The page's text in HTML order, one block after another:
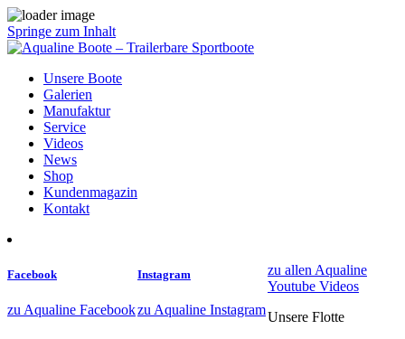
Springe zum Inhalt
Unsere Boote
Galerien
Manufaktur
Service
Videos
News
Shop
Kundenmagazin
Kontakt
Facebook
zu Aqualine Facebook
Instagram
zu Aqualine Instagram
zu allen Aqualine
Youtube Videos
Unsere Flotte